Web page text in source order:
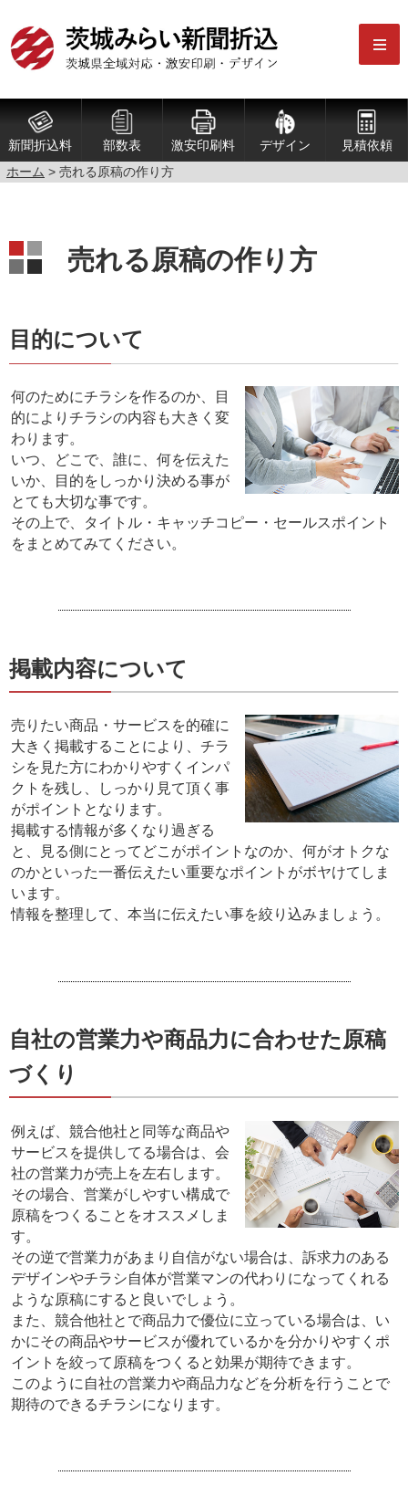
新聞折込料 部数表 激安印刷料 デザイン
見積依頼
ホーム > 売れる原稿の作り方
売れる原稿の作り方
目的について
何のためにチラシを作るのか、目
的によりチラシの内容も大きく変
わります。
いつ、どこで、誰に、何を伝えた
いか、目的をしっかり決める事が
とても大切な事です。
その上で、タイトル・キャッチコピー・セールスポイント
をまとめてみてください。
掲載内容について
売りたい商品・サービスを的確に
大きく掲載することにより、チラ
シを見た方にわかりやすくインパ
クトを残し、しっかり見て頂く事
がポイントとなります。
掲載する情報が多くなり過ぎる
と、見る側にとってどこがポイントなのか、何がオトクな
のかといった一番伝えたい重要なポイントがボヤけてしま
います。
情報を整理して、本当に伝えたい事を絞り込みましょう。
自社の営業力や商品力に合わせた原稿
づくり
例えば、競合他社と同等な商品や
サービスを提供してる場合は、会
社の営業力が売上を左右します。
その場合、営業がしやすい構成で
原稿をつくることをオススメしま
す。
その逆で営業力があまり自信がない場合は、訴求力のある
デザインやチラシ自体が営業マンの代わりになってくれる
ような原稿にすると良いでしょう。
また、競合他社とで商品力で優位に立っている場合は、い
かにその商品やサービスが優れているかを分かりやすくポ
イントを絞って原稿をつくると効果が期待できます。
このように自社の営業力や商品力などを分析を行うことで
期待のできるチラシになります。